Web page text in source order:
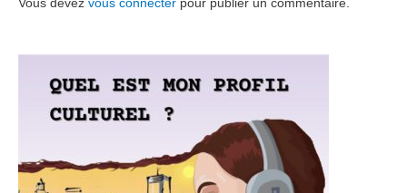
Vous devez vous connecter pour publier un commentaire.